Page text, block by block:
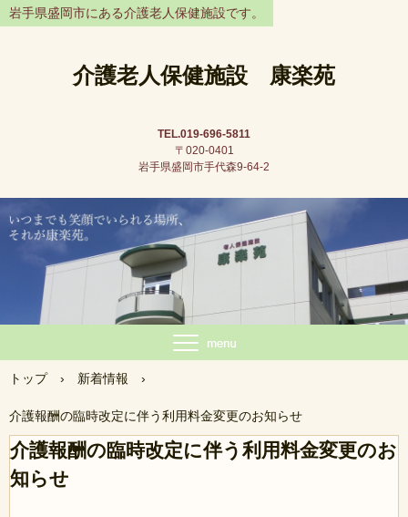
介護老人保健施設 康楽苑
岩手県盛岡市にある介護老人保健施設です。
TEL.019-696-5811
〒020-0401
岩手県盛岡市手代森9-64-2
トップ › 新着情報 ›
介護報酬の臨時改定に伴う利用料金変更のお知らせ
介護報酬の臨時改定に伴う利用料金変更のお
知らせ